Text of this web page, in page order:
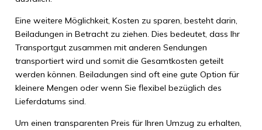
Eine weitere Möglichkeit, Kosten zu sparen, besteht darin,
Beiladungen in Betracht zu ziehen. Dies bedeutet, dass Ihr
Transportgut zusammen mit anderen Sendungen
transportiert wird und somit die Gesamtkosten geteilt
werden können. Beiladungen sind oft eine gute Option für
kleinere Mengen oder wenn Sie flexibel bezüglich des
Lieferdatums sind.
Um einen transparenten Preis für Ihren Umzug zu erhalten,